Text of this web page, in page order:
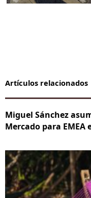
Artículos relacionados
Miguel Sánchez
Mercado para EMEA